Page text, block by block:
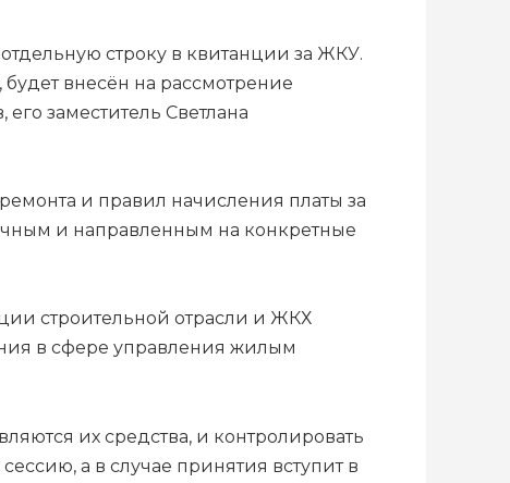
строку в квитанции за ЖКУ.
внесён на рассмотрение
заместитель Светлана
и правил начисления платы за
и направленным на конкретные
строительной отрасли и ЖКХ
в сфере управления жилым
их средства, и контролировать
а в случае принятия вступит в